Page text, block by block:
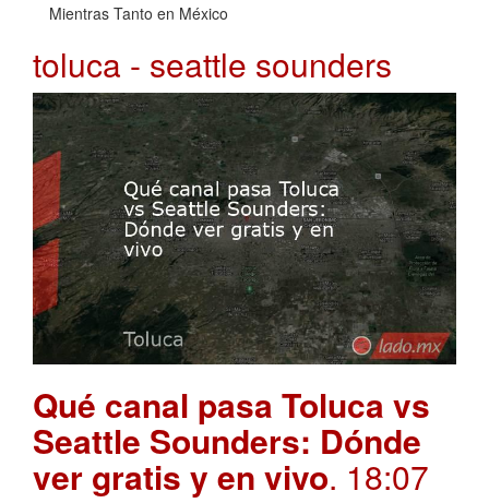
Mientras Tanto en México
toluca - seattle sounders
Qué canal pasa Toluca vs
Seattle Sounders: Dónde
ver gratis y en vivo. 18:07